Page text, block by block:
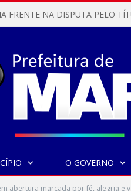
O GOVERNO
abertura marcada por fé, alegria e